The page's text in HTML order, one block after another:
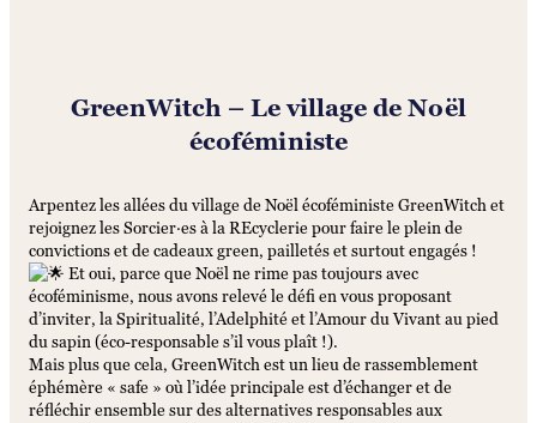
GreenWitch – Le village de Noël
écoféministe
Arpentez les allées du village de Noël écoféministe GreenWitch et
rejoignez les Sorcier·es à la REcyclerie pour faire le plein de
convictions et de cadeaux green, pailletés et surtout engagés !
Et oui, parce que Noël ne rime pas toujours avec
écoféminisme, nous avons relevé le défi en vous proposant
d’inviter, la Spiritualité, l’Adelphité et l’Amour du Vivant au pied
du sapin (éco-responsable s’il vous plaît !).
Mais plus que cela, GreenWitch est un lieu de rassemblement
éphémère « safe » où l’idée principale est d’échanger et de
réfléchir ensemble sur des alternatives responsables aux